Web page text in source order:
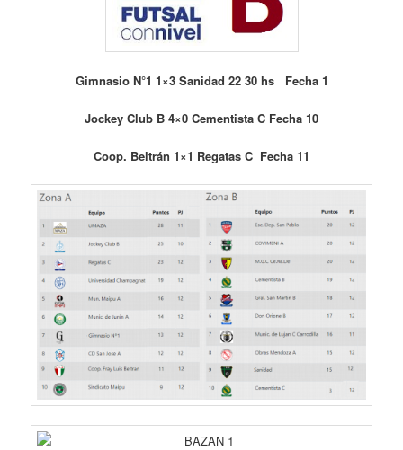
Gimnasio N°1 1×3 Sanidad 22 30 hs Fecha 1
Jockey Club B 4×0 Cementista C Fecha 10
Coop. Beltrán 1×1 Regatas C Fecha 11